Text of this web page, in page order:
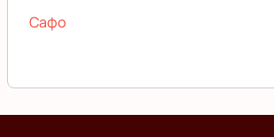
Сафо